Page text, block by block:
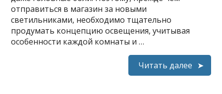
отправиться в магазин за новыми
светильниками, необходимо тщательно
продумать концепцию освещения, учитывая
особенности каждой комнаты и …
Читать далее